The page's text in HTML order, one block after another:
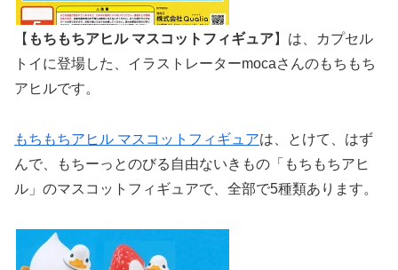
【 もちもちアヒル マスコットフィギュア】は、カプセル
トイに登場した、イラストレーターmocaさんのもちもち
アヒルです。
もちもちアヒル マスコットフィギュアは、とけて、はず
んで、もちーっとのびる自由ないきもの「もちもちアヒ
ル」のマスコットフィギュアで、全部で5種類あります。